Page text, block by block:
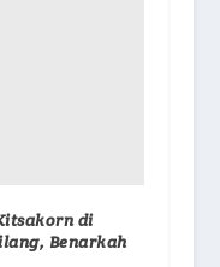
di
Benarkah